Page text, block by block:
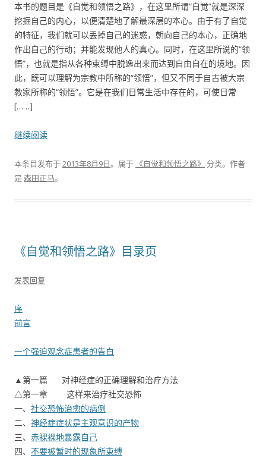
本书的题目是《自觉和领悟之路》，在这里所谓“自觉”就是深深
挖掘自己的内心，以便清楚地了解最深层的本心。由于有了自觉
的特征，我们就可以丢掉自己的迷惑，朝向自己的本心，正确地
作出自己的行动；并能发现他人的真心。同时，在这里所说的“领
悟”，也就是指从各种束缚中脱逸出来而达到自由自在的境地。因
此，既可以理解为宗教中所称的“领悟”，但又不同于自古被大宗
教家所称的“领悟”。它是在我们日常生活中存在的，可使日常
[……]
继续阅读
本条目发布于2013年8月9日。属于 《自觉和领悟之路》 分类。 作者
是森田正马。
《自觉和领悟之路》目录页
发表回复
序
前言
一个强迫观念症患者的告白
▲第一篇 对神经症的正确理解和治疗方法
△第一章 这样来治疗社交恐怖
一、 社交恐怖治愈的病例
二、 神经症症状是主观意识的产物
三、 赤裸裸地暴露自己
四、 不要被暂时的现象所束缚